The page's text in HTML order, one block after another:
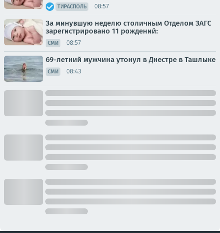
ТИРАСПОЛЬ 08:57
За минувшую неделю столичным Отделом ЗАГС
зарегистрировано 11 рождений:
СМИ 08:57
69-летний мужчина утонул в Днестре в Ташлыке
СМИ 08:43